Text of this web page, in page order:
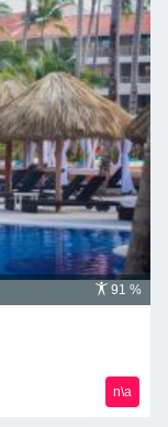
91 %
n\a